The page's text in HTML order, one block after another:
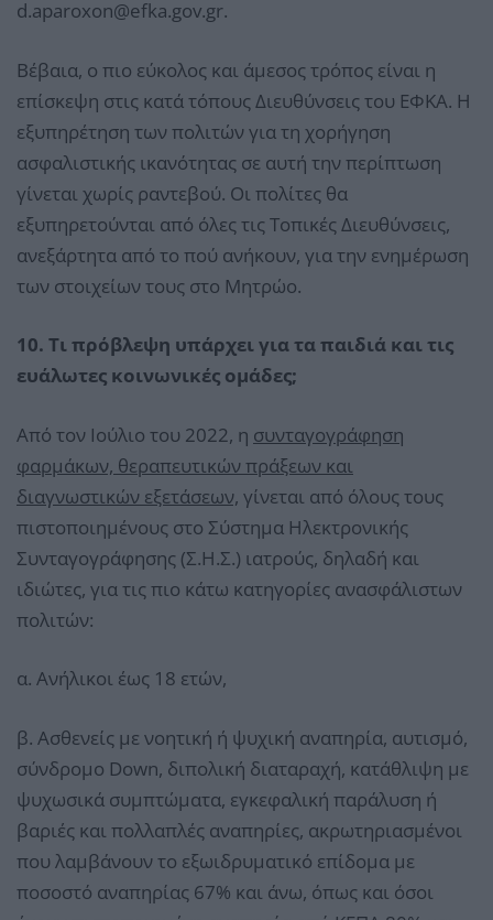
d.aparoxon@efka.gov.gr.
Βέβαια, ο πιο εύκολος και άμεσος τρόπος είναι η
επίσκεψη στις κατά τόπους Διευθύνσεις του ΕΦΚΑ. Η
εξυπηρέτηση των πολιτών για τη χορήγηση
ασφαλιστικής ικανότητας σε αυτή την περίπτωση
γίνεται χωρίς ραντεβού. Οι πολίτες θα
εξυπηρετούνται από όλες τις Τοπικές Διευθύνσεις,
ανεξάρτητα από το πού ανήκουν, για την ενημέρωση
των στοιχείων τους στο Μητρώο.
10. Τι πρόβλεψη υπάρχει για τα παιδιά και τις
ευάλωτες κοινωνικές ομάδες;
Από τον Ιούλιο του 2022, η συνταγογράφηση
φαρμάκων, θεραπευτικών πράξεων και
διαγνωστικών εξετάσεων, γίνεται από όλους τους
πιστοποιημένους στο Σύστημα Ηλεκτρονικής
Συνταγογράφησης (Σ.Η.Σ.) ιατρούς, δηλαδή και
ιδιώτες, για τις πιο κάτω κατηγορίες ανασφάλιστων
πολιτών:
α. Ανήλικοι έως 18 ετών,
β. Ασθενείς με νοητική ή ψυχική αναπηρία, αυτισμό,
σύνδρομο Down, διπολική διαταραχή, κατάθλιψη με
ψυχωσικά συμπτώματα, εγκεφαλική παράλυση ή
βαριές και πολλαπλές αναπηρίες, ακρωτηριασμένοι
που λαμβάνουν το εξωιδρυματικό επίδομα με
ποσοστό αναπηρίας 67% και άνω, όπως και όσοι